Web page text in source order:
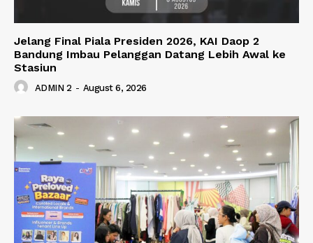
Jelang Final Piala Presiden 2026, KAI Daop 2
Bandung Imbau Pelanggan Datang Lebih Awal ke
Stasiun
ADMIN 2 - August 6, 2026